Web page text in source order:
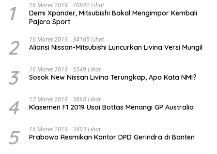
1 16 Maret 2019 70842 Lihat
Demi Xpander, Mitsubishi Bakal Mengimpor Kembali
Pajero Sport
2 16 Maret 2019 34165 Lihat
Aliansi Nissan-Mitsubishi Luncurkan Livina Versi Mungil
3 16 Maret 2019 5549 Lihat
Sosok New Nissan Livina Terungkap, Apa Kata NMI?
4 17 Maret 2019 3868 Lihat
Klasemen F1 2019 Usai Bottas Menangi GP Australia
5 16 Maret 2019 3403 Lihat
Prabowo Resmikan Kantor DPD Gerindra di Banten